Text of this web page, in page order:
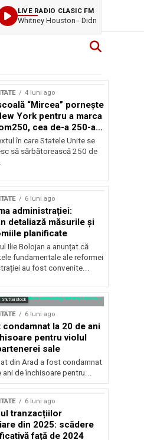
LIVE RADIO CLASIC FM
Whitney Houston - Didn
4 luni ago
“Mircea” pornește
York pentru a marca
cea de-a 250-a
a Statelor Unite
în care Statele Unite se
să sărbătorească 250 de
6 luni ago
administrației:
detaliază măsurile și
planificate
Ilie Bolojan a anunțat că
fundamentale ale reformei
au fost convenite...
Shutterstock
6 luni ago
condamnat la 20 de ani
pentru violul
sale
din Arad a fost condamnat
ani de închisoare pentru...
6 luni ago
tranzacțiilor
din 2025: scădere
față de 2024